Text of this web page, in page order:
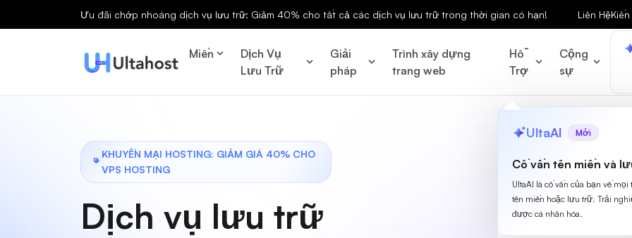
Ưu đãi chớp nhoáng dịch vụ lưu trữ: Giảm 40% cho tất cả các dịch vụ lưu trữ trong thời gian có hạn! Liên Hệ
Miền
Dịch Vụ
Lưu Trữ
Giải
pháp
Trình xây dựng
trang web
Hỗ
Trợ
Cộng
sự
UltaAI Mới
Cố vấn tên miền và
UltaAI là cố vấn của bạn về
tên miền hoặc lưu trữ. Trải
được cá nhân hóa.
KHUYẾN MẠI HOSTING: GIẢM GIÁ 40% CHO
VPS HOSTING
Dịch vụ lưu trữ